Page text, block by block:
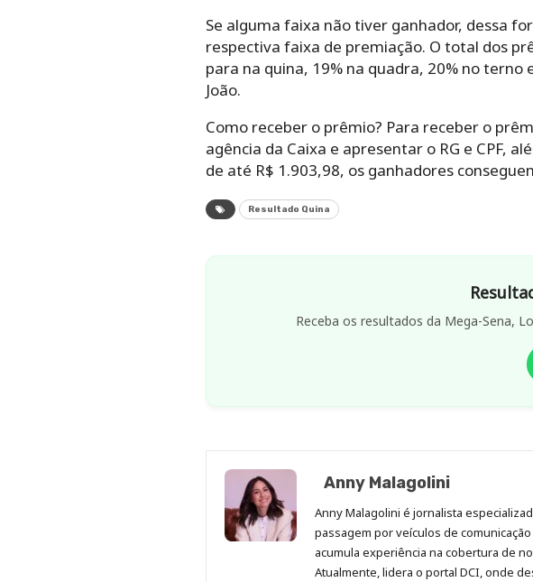
Se alguma faixa não tiver ganhador, dessa
respectiva faixa de premiação. O total dos
para na quina, 19% na quadra, 20% no terno
João.
Como receber o prêmio? Para receber o
agência da Caixa e apresentar o RG e CPF,
de até R$ 1.903,98, os ganhadores
Resultado Quina
Receba os resultados da Mega-Sena,
Anny Malagolini
Anny Malagolini é jornalista
passagem por veículos de
acumula experiência na cobertura de
Atualmente, lidera o portal DCI, onde